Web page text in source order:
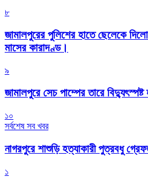
৮
জামালপুরের পুলিশের হাতে ছেলেকে
মাসের কারাদণ্ড।
৯
জামালপুরে সেচ পাম্পের তারে
১০
সর্বশেষ সব খবর
নাগরপুরে শাশুড়ি হত্যাকারী পুত্রবধু
১